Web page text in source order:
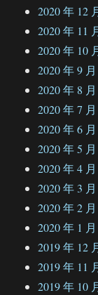
2020 年 12
2020 年 11
2020 年 10
2020 年 9 月
2020 年 8 月
2020 年 7 月
2020 年 6 月
2020 年 5 月
2020 年 4 月
2020 年 3 月
2020 年 2 月
2020 年 1 月
2019 年 12
2019 年 11
2019 年 10